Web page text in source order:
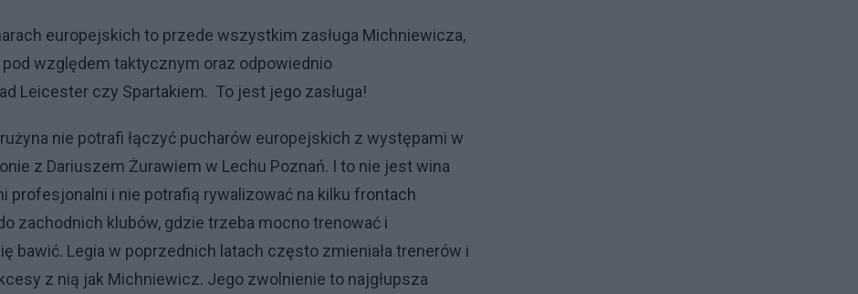
europejskich to przede wszystkim zasługa Michniewicza,
względem taktycznym oraz odpowiednio
Leicester czy Spartakiem. To jest jego zasługa!
nie potrafi łączyć pucharów europejskich z występami w
z Dariuszem Żurawiem w Lechu Poznań. I to nie jest wina
profesjonalni i nie potrafią rywalizować na kilku frontach
zachodnich klubów, gdzie trzeba mocno trenować i
bawić. Legia w poprzednich latach często zmieniała trenerów i
z nią jak Michniewicz. Jego zwolnienie to najgłupsza